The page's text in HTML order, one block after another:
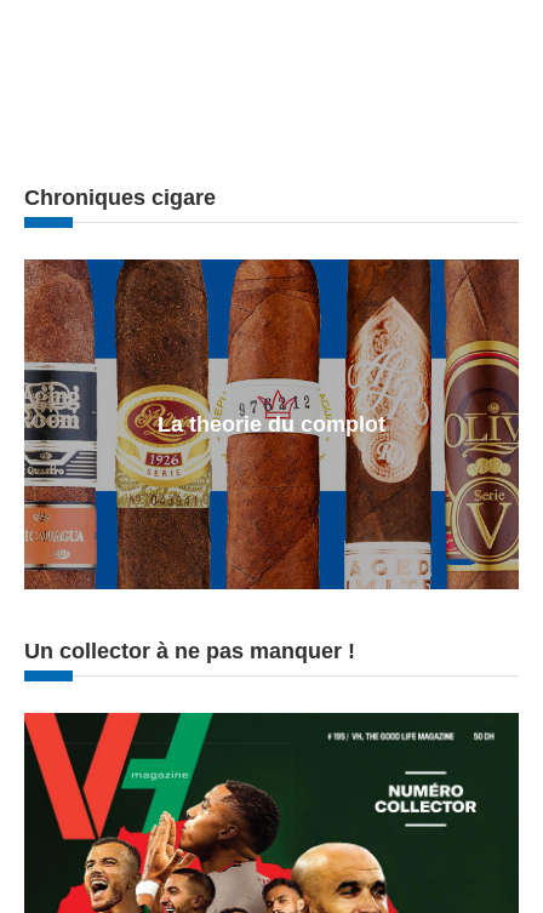
Chroniques cigare
La theorie du complot
Un collector à ne pas manquer !